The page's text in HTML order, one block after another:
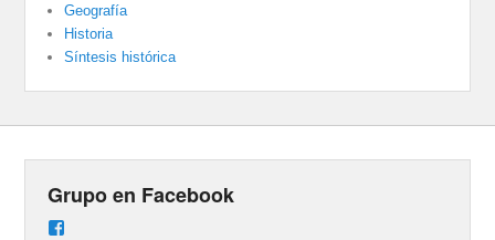
Geografía
Historia
Síntesis histórica
Grupo en Facebook